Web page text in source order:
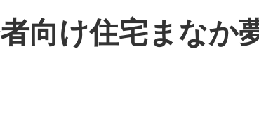
向け住宅まなか